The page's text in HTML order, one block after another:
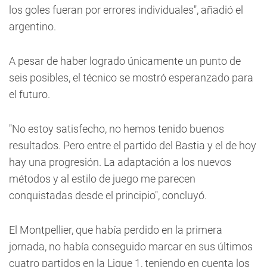
los goles fueran por errores individuales", añadió el
argentino.
A pesar de haber logrado únicamente un punto de
seis posibles, el técnico se mostró esperanzado para
el futuro.
"No estoy satisfecho, no hemos tenido buenos
resultados. Pero entre el partido del Bastia y el de hoy
hay una progresión. La adaptación a los nuevos
métodos y al estilo de juego me parecen
conquistadas desde el principio", concluyó.
El Montpellier, que había perdido en la primera
jornada, no había conseguido marcar en sus últimos
cuatro partidos en la Ligue 1, teniendo en cuenta los